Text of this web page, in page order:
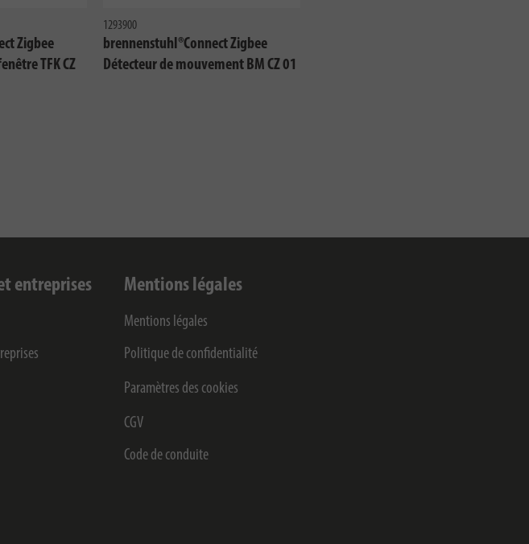
Zigbee
TFK CZ
1293900
brennenstuhl®Connect Zigbee
Détecteur de mouvement BM CZ 01
entreprises Mentions légales
Mentions légales
Politique de confidentialité
Paramètres des cookies
CGV
Code de conduite